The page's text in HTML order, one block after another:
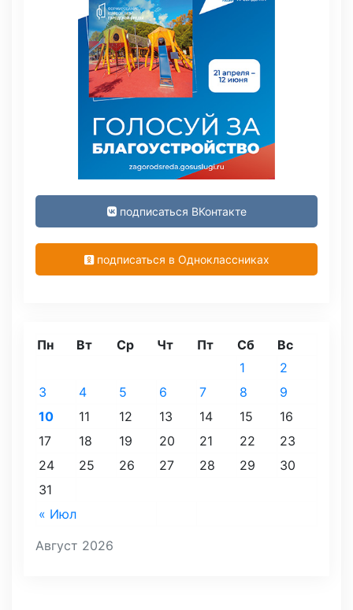
подписаться ВКонтакте
подписаться в Одноклассниках
Август 2026
Пн Вт Ср Чт Пт Сб Вс
« Июл
1
2
3
4 5 6 7 8
9
10
11 12 13 14 15
16
17
18 19 20 21 22
23
24
25 26 27 28 29
30
31